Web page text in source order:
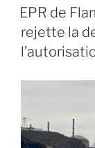
LE
EPR de
rejette la